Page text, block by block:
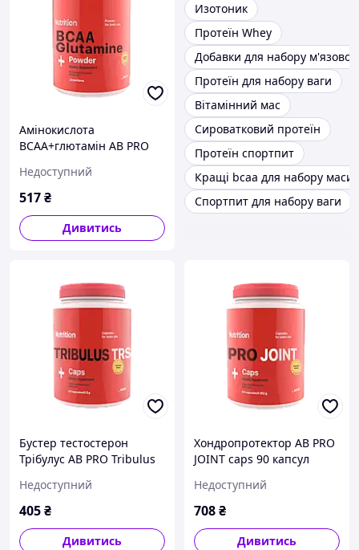
Амінокислота
ВСАА+глютамін AB PRO
236 г Полуниця
Недоступний
517₴
Дивитись
Изотоник
Протеїн Whey
Добавки для набору м'язової
Протеїн для набору ваги
Вітамінний мас
Сироватковий протеїн
Протеїн спортпит
Кращі bcaa для набору маси
Спортпит для набору ваги
Бустер тестостерон
Трібулус AB PRO Tribulus
Недоступний
405₴
Дивитись
Хондропротектор AB PRO
JOINT caps 90 капсул
Недоступний
708₴
Дивитись